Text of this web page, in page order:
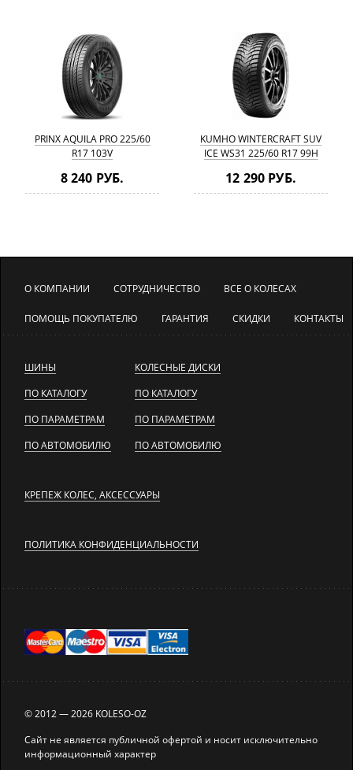
PRINX AQUILA PRO 225/60
R17 103V
8 240 РУБ.
KUMHO WINTERCRAFT SUV
ICE WS31 225/60 R17 99H
12 290 РУБ.
О КОМПАНИИ СОТРУДНИЧЕСТВО ВСЕ О КОЛЕСАХ
ПОМОЩЬ ПОКУПАТЕЛЮ ГАРАНТИЯ СКИДКИ КОНТАКТЫ
ШИНЫ
ПО КАТАЛОГУ
ПО ПАРАМЕТРАМ
ПО АВТОМОБИЛЮ
КОЛЕСНЫЕ ДИСКИ
ПО КАТАЛОГУ
ПО ПАРАМЕТРАМ
ПО АВТОМОБИЛЮ
КРЕПЕЖ КОЛЕС, АКСЕССУАРЫ
ПОЛИТИКА КОНФИДЕНЦИАЛЬНОСТИ
© 2012 — 2026 KOLESO-OZ
Сайт не является публичной офертой и носит исключительно
информационный характер